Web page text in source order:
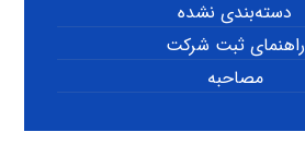
دسته‌بندی نشده
راهنمای ثبت شرکت
مصاحبه